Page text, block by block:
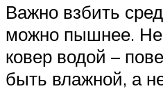
Важно взбить
можно пышнее. Не
ковер водой –
быть влажной, а